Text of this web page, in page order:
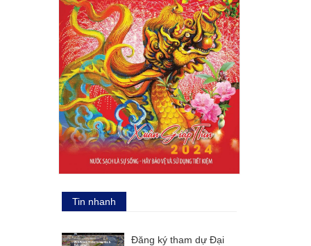
Tin nhanh
Đăng ký tham dự Đại